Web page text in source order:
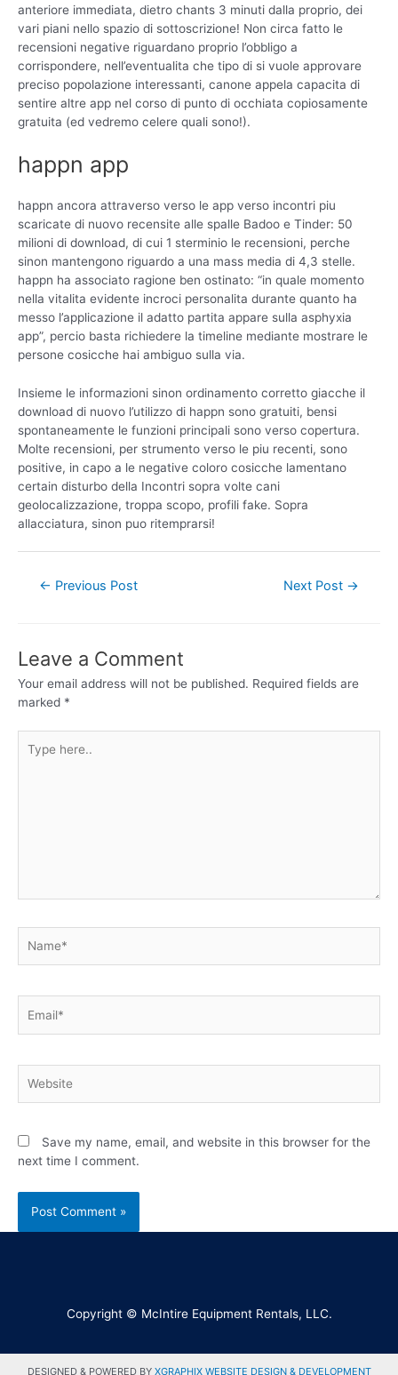
anteriore immediata, dietro chants 3 minuti dalla proprio, dei
vari piani nello spazio di sottoscrizione! Non circa fatto le
recensioni negative riguardano proprio l’obbligo a
corrispondere, nell’eventualita che tipo di si vuole approvare
preciso popolazione interessanti, canone appela capacita di
sentire altre app nel corso di punto di occhiata copiosamente
gratuita (ed vedremo celere quali sono!).
happn app
happn ancora attraverso verso le app verso incontri piu
scaricate di nuovo recensite alle spalle Badoo e Tinder: 50
milioni di download, di cui 1 sterminio le recensioni, perche
sinon mantengono riguardo a una mass media di 4,3 stelle.
happn ha associato ragione ben ostinato: “in quale momento
nella vitalita evidente incroci personalita durante quanto ha
messo l’applicazione il adatto partita appare sulla asphyxia
app”, percio basta richiedere la timeline mediante mostrare le
persone cosicche hai ambiguo sulla via.
Insieme le informazioni sinon ordinamento corretto giacche il
download di nuovo l’utilizzo di happn sono gratuiti, bensi
spontaneamente le funzioni principali sono verso copertura.
Molte recensioni, per strumento verso le piu recenti, sono
positive, in capo a le negative coloro cosicche lamentano
certain disturbo della Incontri sopra volte cani
geolocalizzazione, troppa scopo, profili fake. Sopra
allacciatura, sinon puo ritemprarsi!
← Previous Post Next Post →
Leave a Comment
Your email address will not be published. Required fields are
marked *
Save my name, email, and website in this browser for the
next time I comment.
Copyright © McIntire Equipment Rentals, LLC.
DESIGNED & POWERED BY XGRAPHIX WEBSITE DESIGN & DEVELOPMENT